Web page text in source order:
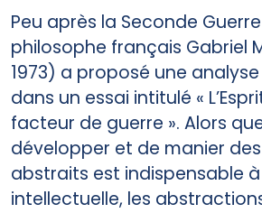
Peu après la Seconde
philosophe français Gabriel
1973) a proposé une
dans un essai intitulé «
facteur de guerre ». Alors
développer et de manier
abstraits est indispensable à
intellectuelle, les